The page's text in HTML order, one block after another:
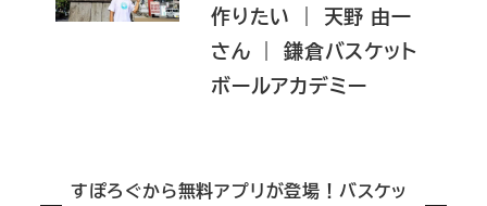
作りたい ｜ 天野 由一
さん ｜ 鎌倉バスケット
ボールアカデミー
すぽろぐから無料アプリが登場！バスケッ